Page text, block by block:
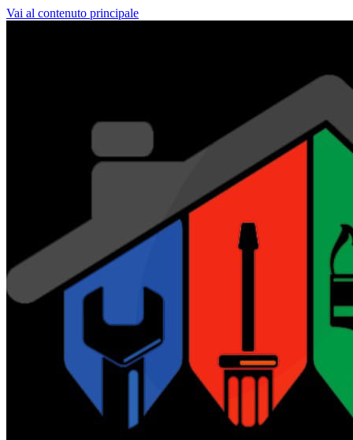
Vai al contenuto principale